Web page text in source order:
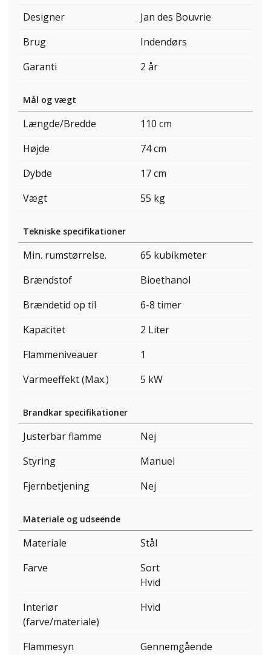
Designer
Jan des Bouvrie
Brug
Indendørs
Garanti
2 år
Mål og vægt
Længde/Bredde
110 cm
Højde
74 cm
Dybde
17 cm
Vægt
55 kg
Tekniske specifikationer
Min. rumstørrelse.
65 kubikmeter
Brændstof
Bioethanol
Brændetid op til
6-8 timer
Kapacitet
2 Liter
Flammeniveauer
1
Varmeeffekt (Max.)
5 kW
Brandkar specifikationer
Justerbar flamme
Nej
Styring
Manuel
Fjernbetjening
Nej
Materiale og udseende
Materiale
Stål
Farve
Sort
Hvid
Interiør
(farve/materiale)
Hvid
Flammesyn
Gennemgående